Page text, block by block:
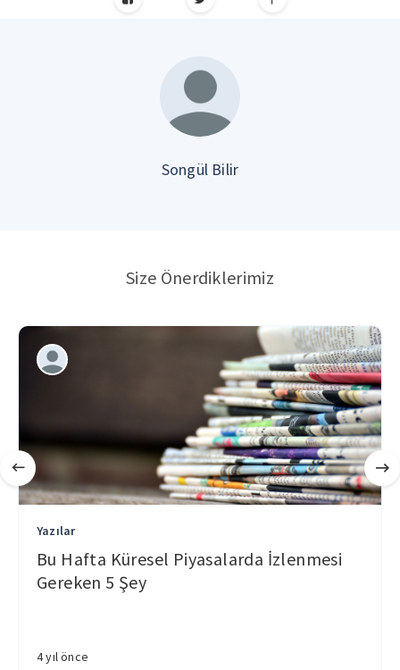
Songül Bilir
Size Önerdiklerimiz
Yazılar
Bu Hafta Küresel Piyasalarda İzlenmesi
Gereken 5 Şey
4 yıl önce